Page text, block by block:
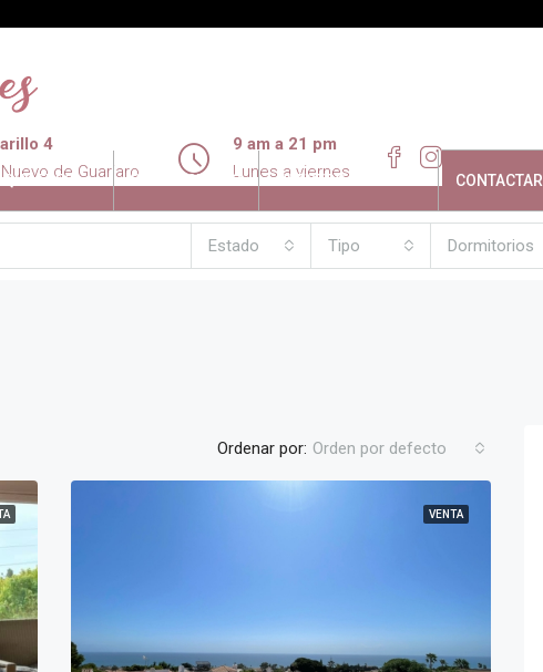
4
de Guariaro
9 am a 21 pm
Lunes a viernes
PROMOCIONES NUESTRO ENTORNO CONTACTAR
Estado Tipo Dormitorios
Ordenar por: Orden por defecto
VENTA